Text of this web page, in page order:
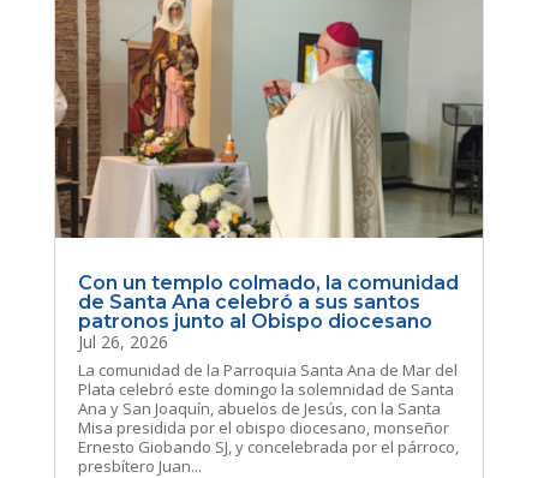
Con un templo colmado, la comunidad
de Santa Ana celebró a sus santos
patronos junto al Obispo diocesano
Jul 26, 2026
La comunidad de la Parroquia Santa Ana de Mar del
Plata celebró este domingo la solemnidad de Santa
Ana y San Joaquín, abuelos de Jesús, con la Santa
Misa presidida por el obispo diocesano, monseñor
Ernesto Giobando SJ, y concelebrada por el párroco,
presbítero Juan...